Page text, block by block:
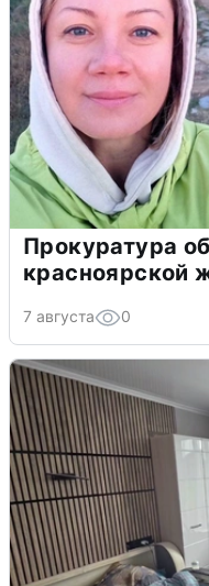
Прокуратура
красноярской
7 августа 0